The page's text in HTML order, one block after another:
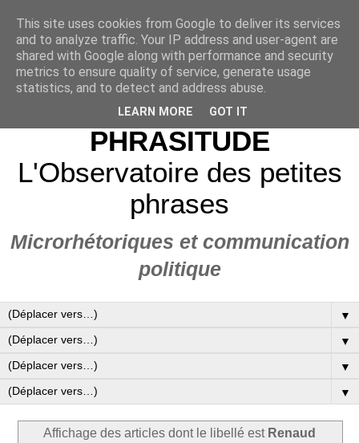
PHRASITUDE
L'Observatoire des petites
phrases
Microrhétoriques et communication
politique
▼
▼
▼
▼
Affichage des articles dont le libellé est Renaud
This site uses cookies from Google to deliver its services
and to analyze traffic. Your IP address and user-agent are
shared with Google along with performance and security
metrics to ensure quality of service, generate usage
statistics, and to detect and address abuse.
LEARN MORE GOT IT